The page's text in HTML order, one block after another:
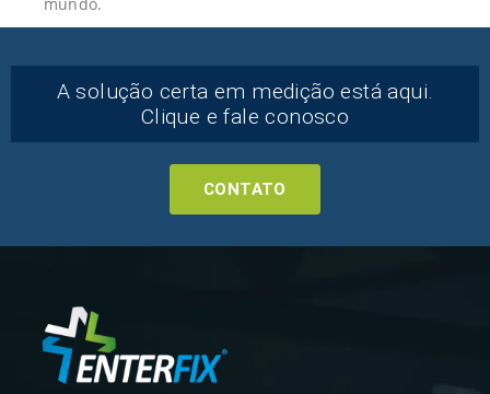
mundo.
A solução certa em medição está aqui.
Clique e fale conosco
CONTATO